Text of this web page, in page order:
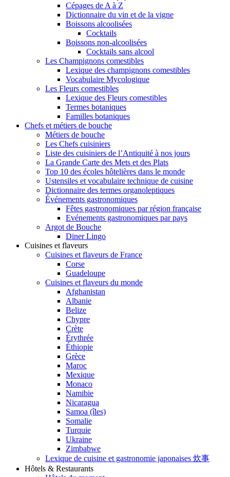
Cépages de A à Z
Dictionnaire du vin et de la vigne
Boissons alcoolisées
Cocktails
Boissons non-alcoolisées
Cocktails sans alcool
Les Champignons comestibles
Lexique des champignons comestibles
Vocabulaire Mycologique
Les Fleurs comestibles
Lexique des Fleurs comestibles
Termes botaniques
Familles botaniques
Chefs et métiers de bouche
Métiers de bouche
Les Chefs cuisiniers
Liste des cuisiniers de l’Antiquité à nos jours
La Grande Carte des Mets et des Plats
Top 10 des écoles hôtelières dans le monde
Ustensiles et vocabulaire technique de cuisine
Dictionnaire des termes organoleptiques
Événements gastronomiques
Fêtes gastronomiques par région française
Evénements gastronomiques par pays
Argot de Bouche
Diner Lingo
Cuisines et flaveurs
Cuisines et flaveurs de France
Corse
Guadeloupe
Cuisines et flaveurs du monde
Afghanistan
Albanie
Belize
Chypre
Crète
Érythrée
Éthiopie
Grèce
Maroc
Mexique
Monaco
Namibie
Nicaragua
Samoa (îles)
Somalie
Turquie
Ukraine
Zimbabwe
Lexique de cuisine et gastronomie japonaises 炊事
Hôtels & Restaurants